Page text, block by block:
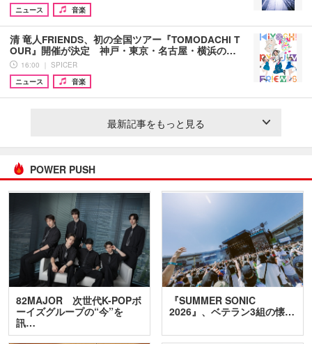
ニュース
音楽
清 竜人FRIENDS、初の全国ツアー『TOMODACHI T
OUR』開催が決定 神戸・東京・名古屋・横浜の…
16:00 ｜ SPICER
ニュース
音楽
最新記事をもっと見る
POWER PUSH
82MAJOR 次世代K-POPボ
ーイズグループの“今”を
訊…
『SUMMER SONIC
2026』、ベテラン3組の懐…